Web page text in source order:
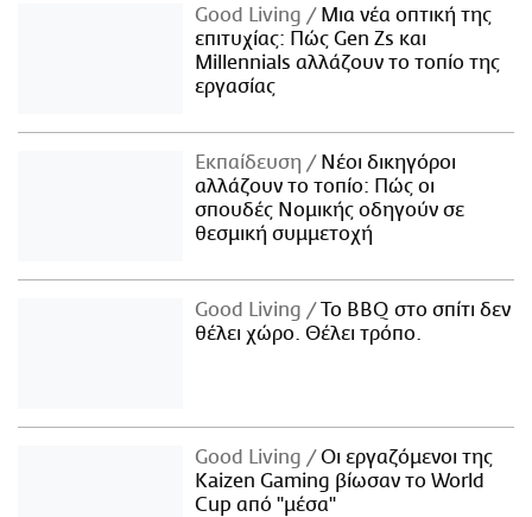
Good Living
Μια νέα οπτική της
επιτυχίας: Πώς Gen Zs και
Millennials αλλάζουν το τοπίο της
εργασίας
Εκπαίδευση
Νέοι δικηγόροι
αλλάζουν το τοπίο: Πώς οι
σπουδές Νομικής οδηγούν σε
θεσμική συμμετοχή
Good Living
Το BBQ στο σπίτι δεν
θέλει χώρο. Θέλει τρόπο.
Good Living
Οι εργαζόμενοι της
Kaizen Gaming βίωσαν το World
Cup από "μέσα"